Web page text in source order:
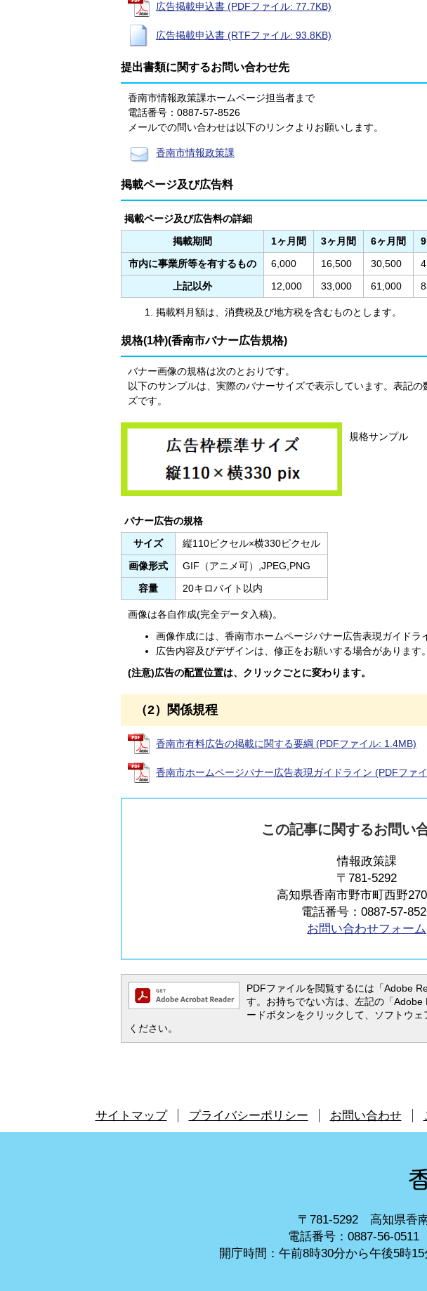
広告掲載申込書 (PDFファイル: 77.7KB)
広告掲載申込書 (RTFファイル: 93.8KB)
提出書類に関するお問い合わせ先
香南市情報政策課ホームページ担当者まで
電話番号：0887-57-8526
メールでの問い合わせは以下のリンクよりお願いします。
香南市情報政策課
掲載ページ及び広告料
掲載ページ及び広告料の詳細
掲載期間
1ヶ月間 3ヶ月間 6ヶ月間
市内に事業所等を有するもの
6,000 16,500 30,500
上記以外
12,000 33,000 61,000
掲載料月額は、消費税及び地方税を含むものとします。
規格(1枠)(香南市バナー広告規格)
バナー画像の規格は次のとおりです。
以下のサンプルは、実際のバナーサイズで表示しています。表記
ズです。
規格サンプル
バナー広告の規格
サイズ
縦110ピクセル×横330ピクセル
画像形式
GIF（アニメ可）,JPEG,PNG
容量
20キロバイト以内
画像は各自作成(完全データ入稿)。
画像作成には、香南市ホームページバナー広告表現ガイドラ
広告内容及びデザインは、修正をお願いする場合があります
(注意)広告の配置位置は、クリックごとに変わります。
（2）関係規程
香南市有料広告の掲載に関する要綱 (PDFファイル: 1.4MB)
香南市ホームページバナー広告表現ガイドライン (PDFファ
この記事に関するお問い
情報政策課
〒781-5292
高知県香南市野市町西野
電話番号：0887-57-
お問い合わせフォーム
PDFファイルを閲覧するには「Adobe
す。お持ちでない方は、左記の「
ードボタンをクリックして、ソフトウ
ください。
サイトマップ プライバシーポリシー お問い合わせ
〒781-5292 高知県香
電話番号：0887-56-0511
開庁時間：午前8時30分から午後5時